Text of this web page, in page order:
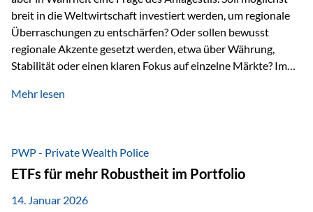
breit in die Weltwirtschaft investiert werden, um regionale
Überraschungen zu entschärfen? Oder sollen bewusst
regionale Akzente gesetzt werden, etwa über Währung,
Stabilität oder einen klaren Fokus auf einzelne Märkte? Im
Wealth Police der Vienna-Life lassen sich beide Ansätze
Risikostreuung, Inflationsrobustheit und Stabilisierung. 1)
Die Philosophiefrage: breit oder bewusst? Global investieren
bedeutet: Das Portfolio bildet die Weltmärkte möglichst
breit ab, ohne die…
Mehr lesen
PWP - Private Wealth Police
ETFs für mehr Robustheit im Portfolio
14. Januar 2026